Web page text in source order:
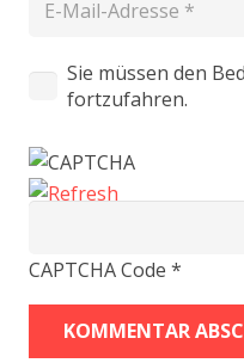
Sie müssen den
fortzufahren.
CAPTCHA Code *
KOMMENTAR